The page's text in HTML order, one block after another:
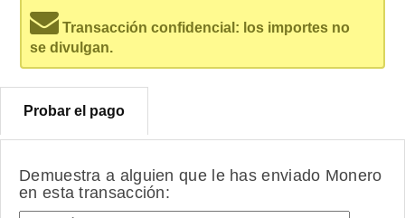
Transacción confidencial: los importes no
se divulgan.
Probar el pago
Demuestra a alguien que le has enviado Monero
en esta transacción: